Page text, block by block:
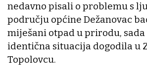
nedavno pisali o problemu s
području općine Dežanovac
miješani otpad u prirodu, sada
identična situacija dogodila u
Topolovcu.